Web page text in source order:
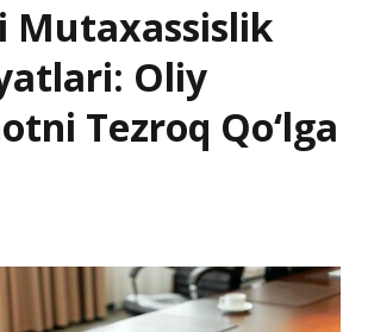
Mutaxassislik
Oliy
Tezroq Qo‘lga